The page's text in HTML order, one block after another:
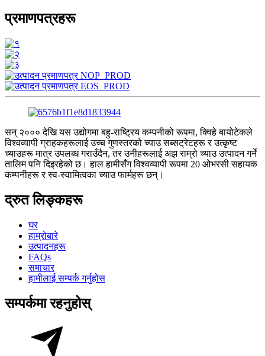
प्रमाणपत्रहरू
सन् २००० देखि यस उद्योगमा बहु-राष्ट्रिय कम्पनीको रूपमा, क्विहे बायोटेकले
विश्वव्यापी ग्राहकहरूलाई उच्च गुणस्तरको च्याउ सब्सट्रेटहरू र उत्कृष्ट
च्याउहरू मात्र उपलब्ध गराउँदैन, तर उनीहरूलाई अझ राम्रो च्याउ उत्पादन गर्ने
तालिम पनि दिइरहेको छ। हाल हामीसँग विश्वव्यापी रूपमा 20 ओभरसी सहायक
कम्पनीहरू र स्व-स्वामित्वका च्याउ फार्महरू छन्।
द्रुत लिङ्कहरू
घर
हाम्रोबारे
उत्पादनहरू
FAQs
समाचार
हामीलाई सम्पर्क गर्नुहोस
सम्पर्कमा रहनुहोस्